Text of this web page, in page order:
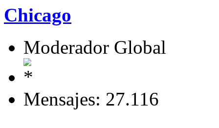
Chicago
Moderador Global
Mensajes: 27.116